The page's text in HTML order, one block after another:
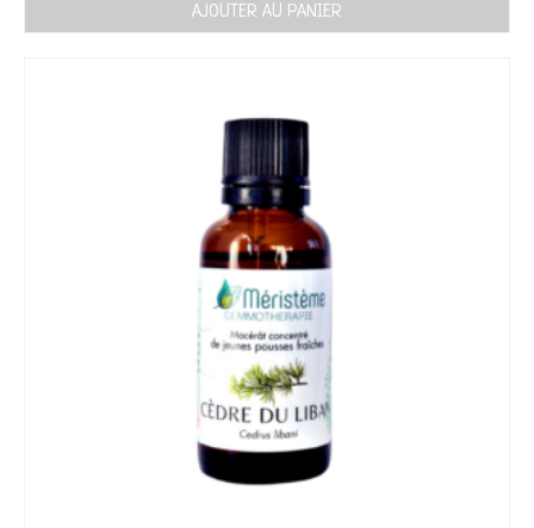
AJOUTER AU PANIER